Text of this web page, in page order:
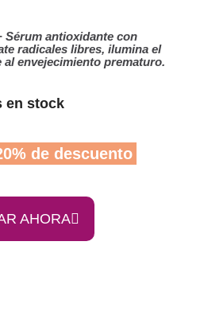
Sérum antioxidante con
radicales libres, ilumina el
envejecimiento prematuro.
en stock
de descuento
AHORA